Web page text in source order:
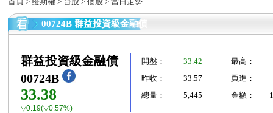
00724B 群益投資級金融債
群益投資級金融債
00724B
33.38
▽0.19(▽0.57%)
開盤： 33.42
最高：
昨收：
33.57
買進：
總量：
5,445 金額：